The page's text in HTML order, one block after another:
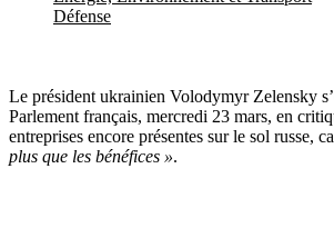
Défense
Le président ukrainien Volodymyr Zelensky
Parlement français, mercredi 23 mars, en
entreprises encore présentes sur le sol russe,
plus que les bénéfices ».